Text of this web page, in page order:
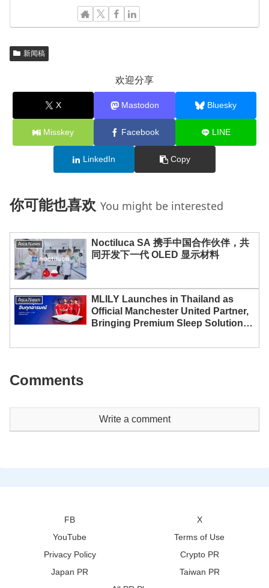
新闻稿
欢迎分享
X Mastodon Bluesky
Misskey Facebook LINE
LinkedIn Copy
你可能也喜欢 You might be interested
Asia News
Noctiluca SA 携手中国合作伙伴，共
同开发下一代 OLED 显示材料
Asia News
MLILY Launches in Thailand as
Official Manchester United Partner,
Bringing Premium Sleep Solutions
Comments
Write a comment
FB
X
YouTube
Terms of Use
Privacy Policy
Crypto PR
Japan PR
Taiwan PR